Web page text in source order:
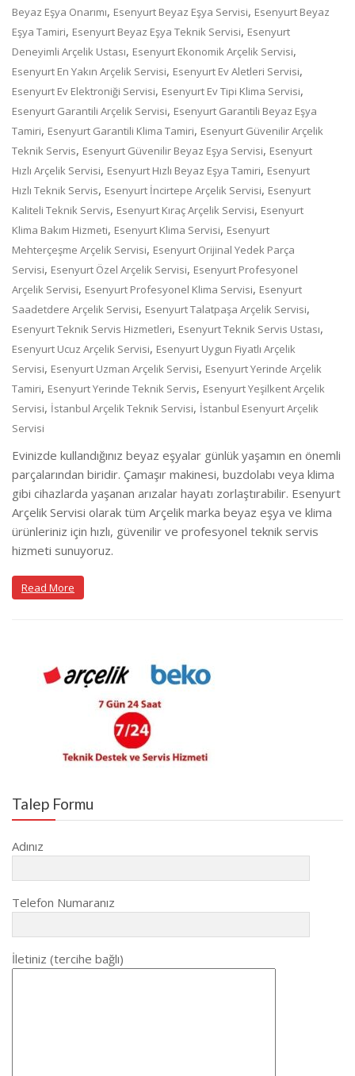
Beyaz Eşya Onarımı, Esenyurt Beyaz Eşya Servisi, Esenyurt Beyaz
Eşya Tamiri, Esenyurt Beyaz Eşya Teknik Servisi, Esenyurt
Deneyimli Arçelik Ustası, Esenyurt Ekonomik Arçelik Servisi,
Esenyurt En Yakın Arçelik Servisi, Esenyurt Ev Aletleri Servisi,
Esenyurt Ev Elektroniği Servisi, Esenyurt Ev Tipi Klima Servisi,
Esenyurt Garantili Arçelik Servisi, Esenyurt Garantili Beyaz Eşya
Tamiri, Esenyurt Garantili Klima Tamiri, Esenyurt Güvenilir Arçelik
Teknik Servis, Esenyurt Güvenilir Beyaz Eşya Servisi, Esenyurt
Hızlı Arçelik Servisi, Esenyurt Hızlı Beyaz Eşya Tamiri, Esenyurt
Hızlı Teknik Servis, Esenyurt İncirtepe Arçelik Servisi, Esenyurt
Kaliteli Teknik Servis, Esenyurt Kıraç Arçelik Servisi, Esenyurt
Klima Bakım Hizmeti, Esenyurt Klima Servisi, Esenyurt
Mehterçeşme Arçelik Servisi, Esenyurt Orijinal Yedek Parça
Servisi, Esenyurt Özel Arçelik Servisi, Esenyurt Profesyonel
Arçelik Servisi, Esenyurt Profesyonel Klima Servisi, Esenyurt
Saadetdere Arçelik Servisi, Esenyurt Talatpaşa Arçelik Servisi,
Esenyurt Teknik Servis Hizmetleri, Esenyurt Teknik Servis Ustası,
Esenyurt Ucuz Arçelik Servisi, Esenyurt Uygun Fiyatlı Arçelik
Servisi, Esenyurt Uzman Arçelik Servisi, Esenyurt Yerinde Arçelik
Tamiri, Esenyurt Yerinde Teknik Servis, Esenyurt Yeşilkent Arçelik
Servisi, İstanbul Arçelik Teknik Servisi, İstanbul Esenyurt Arçelik
Servisi
Evinizde kullandığınız beyaz eşyalar günlük yaşamın en önemli
parçalarından biridir. Çamaşır makinesi, buzdolabı veya klima
gibi cihazlarda yaşanan arızalar hayatı zorlaştırabilir. Esenyurt
Arçelik Servisi olarak tüm Arçelik marka beyaz eşya ve klima
ürünleriniz için hızlı, güvenilir ve profesyonel teknik servis
hizmeti sunuyoruz.
Read More
Talep Formu
Adınız
Telefon Numaranız
İletiniz (tercihe bağlı)